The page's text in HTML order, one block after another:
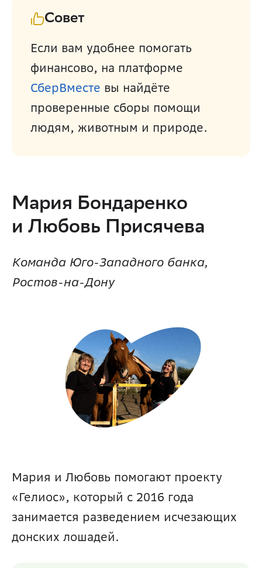
Совет
Если вам удобнее помогать
СберВместе вы найдёте
проверенные сборы помощи
людям, животным и природе.
Мария Бондаренко
и Любовь Присячева
Команда Юго-Западного банка,
Ростов-на-Дону
Мария и Любовь помогают проекту
«Гелиос», который с 2016 года
занимается разведением исчезающих
донских лошадей.